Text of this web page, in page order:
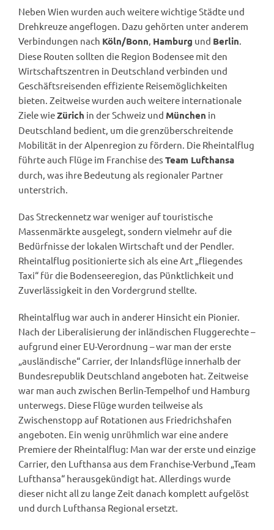
Neben Wien wurden auch weitere wichtige Städte und
Drehkreuze angeflogen. Dazu gehörten unter anderem
Verbindungen nach Köln/Bonn, Hamburg und Berlin.
Diese Routen sollten die Region Bodensee mit den
Wirtschaftszentren in Deutschland verbinden und
Geschäftsreisenden effiziente Reisemöglichkeiten
bieten. Zeitweise wurden auch weitere internationale
Ziele wieZürich in der Schweiz und München in
Deutschland bedient, um die grenzüberschreitende
Mobilität in der Alpenregion zu fördern. Die Rheintalflug
führte auch Flüge im Franchise des Team Lufthansa
durch, was ihre Bedeutung als regionaler Partner
unterstrich.
Das Streckennetz war weniger auf touristische
Massenmärkte ausgelegt, sondern vielmehr auf die
Bedürfnisse der lokalen Wirtschaft und der Pendler.
Rheintalflug positionierte sich als eine Art „fliegendes
Taxi“ für die Bodenseeregion, das Pünktlichkeit und
Zuverlässigkeit in den Vordergrund stellte.
Rheintalflug war auch in anderer Hinsicht ein Pionier.
Nach der Liberalisierung der inländischen Fluggerechte –
aufgrund einer EU-Verordnung – war man der erste
„ausländische“ Carrier, der Inlandsflüge innerhalb der
Bundesrepublik Deutschland angeboten hat. Zeitweise
war man auch zwischen Berlin-Tempelhof und Hamburg
unterwegs. Diese Flüge wurden teilweise als
Zwischenstopp auf Rotationen aus Friedrichshafen
angeboten. Ein wenig unrühmlich war eine andere
Premiere der Rheintalflug: Man war der erste und einzige
Carrier, den Lufthansa aus dem Franchise-Verbund „Team
Lufthansa“ herausgekündigt hat. Allerdings wurde
dieser nicht all zu lange Zeit danach komplett aufgelöst
und durch Lufthansa Regional ersetzt.